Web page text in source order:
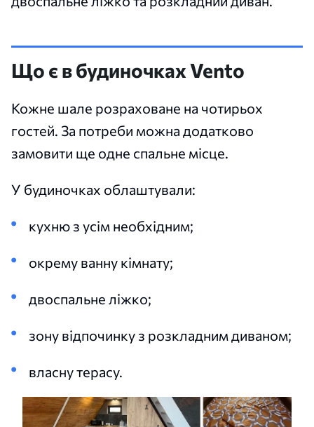
Що є в будиночках Vento
Кожне шале розраховане на чотирьох
гостей. За потреби можна додатково
замовити ще одне спальне місце.
У будиночках облаштували:
кухню з усім необхідним;
окрему ванну кімнату;
двоспальне ліжко;
зону відпочинку з розкладним диваном;
власну терасу.